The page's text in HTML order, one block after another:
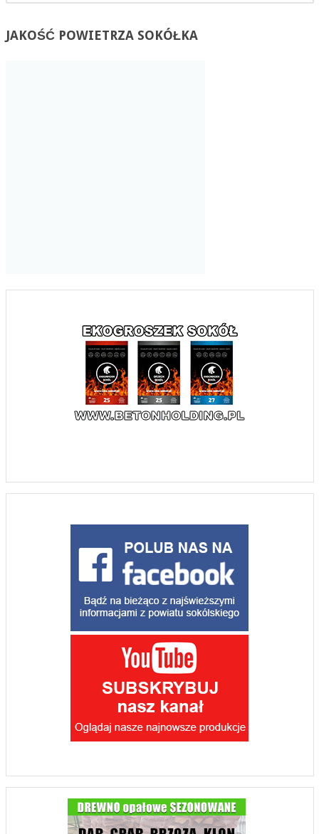
JAKOŚĆPOWIETRZA SOKÓŁKA